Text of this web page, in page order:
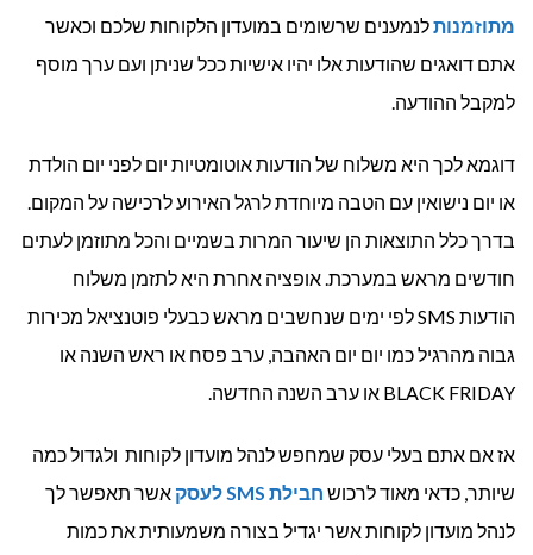
מתוזמנותלנמענים שרשומים במועדון הלקוחות שלכם וכאשר
אתם דואגים שהודעות אלו יהיו אישיות ככל שניתן ועם ערך מוסף
למקבל ההודעה.
דוגמא לכך היא משלוח של הודעות אוטומטיות יום לפני יום הולדת
או יום נישואין עם הטבה מיוחדת לרגל האירוע לרכישה על המקום.
בדרך כלל התוצאות הן שיעור המרות בשמיים והכל מתוזמן לעתים
חודשים מראש במערכת. אופציה אחרת היא לתזמן משלוח
הודעות SMS לפי ימים שנחשבים מראש כבעלי פוטנציאל מכירות
גבוה מהרגיל כמו יום יום האהבה, ערב פסח או ראש השנה או
BLACK FRIDAY או ערב השנה החדשה.
אז אם אתם בעלי עסק שמחפש לנהל מועדון לקוחות ולגדול כמה
שיותר, כדאי מאוד לרכוש חבילת SMS לעסק
אשר תאפשר לך
לנהל מועדון לקוחות אשר יגדיל בצורה משמעותית את כמות